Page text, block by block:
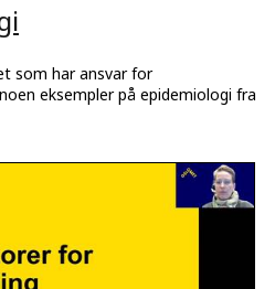
som har ansvar for
eksempler på epidemiologi fra